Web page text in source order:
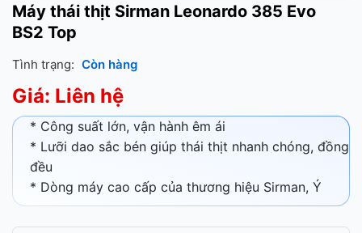
Máy thái thịt Sirman Leonardo 385 Evo
BS2 Top
Tình trạng: Còn hàng
Giá: Liên hệ
* Công suất lớn, vận hành êm ái
* Lưỡi dao sắc bén giúp thái thịt nhanh chóng, đồng
đều
* Dòng máy cao cấp của thương hiệu Sirman, Ý